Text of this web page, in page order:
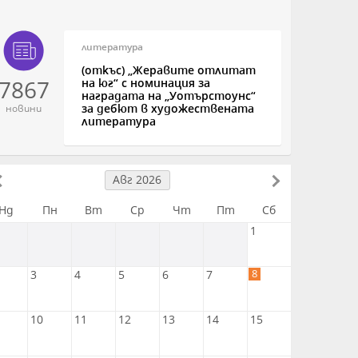
новини
литература
(откъс) „Жеравите отлитат
на юг“ с номинация за
наградата на „Уотърстоунс“
за дебют в художествената
литература
Авг 2026
Пн Вт Ср Чт Пт
Сб
1
3 4 5 6 7 8
10 11 12 13 14 15